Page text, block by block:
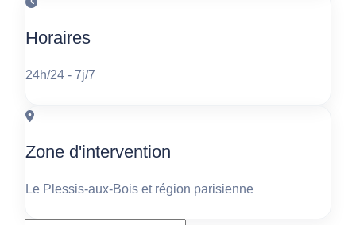
Horaires
24h/24 - 7j/7
Zone d'intervention
Le Plessis-aux-Bois et région parisienne